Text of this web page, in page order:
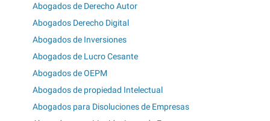
Abogados de Derecho Autor
Abogados Derecho Digital
Abogados de Inversiones
Abogados de Lucro Cesante
Abogados de OEPM
Abogados de propiedad Intelectual
Abogados para Disoluciones de Empresas